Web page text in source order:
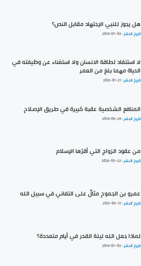
هل يجوز للنبي الإجتهاد مقابل النص؟
تاريخ النشر :2019-07-03
لا استنفاد لطاقة الانسان ولا استغناء عن وظيفته في
الحياة مهما بلغ من العمر
تاريخ النشر :2021-01-21
المنافع الشخصية عقبة كبيرة في طريق الإصلاح
تاريخ النشر :2019-09-29
من عقود الزواج التي أقرّها الإسلام
تاريخ النشر :2023-05-22
عمرو بن الجموح مثالٌ على التفاني في سبيل الله
تاريخ النشر :2021-06-15
لماذا جعل الله ليلة القدر في أيام متعددة؟
تاريخ النشر :2019-07-03